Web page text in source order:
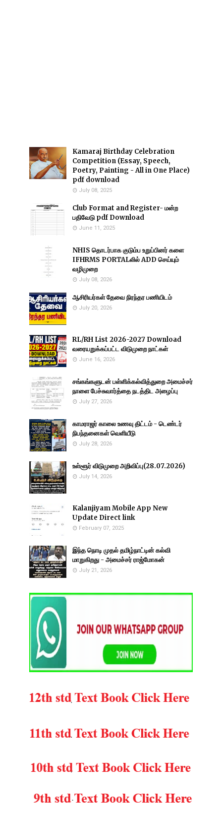
Kamaraj Birthday Celebration
Competition (Essay, Speech,
Poetry, Painting - All in One Place)
pdf download
July 08, 2025
Club Format and Register- மன்ற
பதிவேடு pdf Download
June 11, 2025
NHIS தொடர்பாக குடும்ப உறுப்பினர் களை
IFHRMS PORTALலில் ADD செய்யும்
வழிமுறை
July 08, 2026
ஆசிரியர்கள் தேவை நிரந்தர பணியிடம்
July 20, 2026
RL/RH List 2026-2027 Download
வரையறுக்கப்பட்ட விடுமுறை நாட்கள்
June 16, 2026
சங்கங்களுடன் பள்ளிக்கல்வித்துறை அமைச்சர்
நாளை பேச்சுவார்த்தை நடத்திட அழைப்பு
July 27, 2026
காமராஜர் காலை உணவு திட்டம் - டெண்டர்
நிபந்தனைகள் வெளியீடு
July 28, 2026
உள்ளூர் விடுமுறை அறிவிப்பு(28.07.2026)
July 14, 2026
Kalanjiyam Mobile App New
Update Direct link
February 07, 2025
இந்த நொடி முதல் தமிழ்நாட்டின் கல்வி
மாறுகிறது - அமைச்சர் ராஜ்மோகன்
July 21, 2026